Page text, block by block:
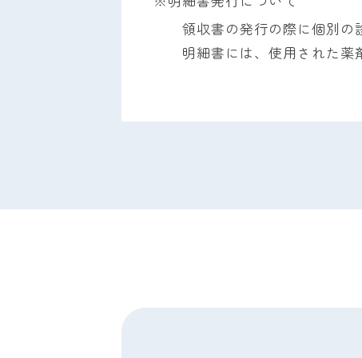
領収書の発行の際に個別
明細書には、使用された薬